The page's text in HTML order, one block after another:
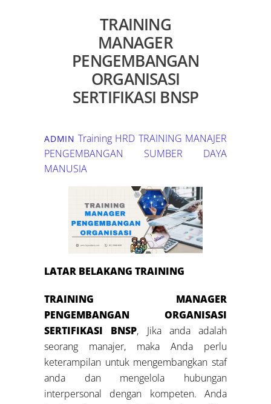
TRAINING
MANAGER
PENGEMBANGAN
ORGANISASI
SERTIFIKASI BNSP
ADMIN Training HRD TRAINING MANAJER
PENGEMBANGAN SUMBER DAYA
MANUSIA
LATAR BELAKANG TRAINING
TRAINING MANAGER
PENGEMBANGAN ORGANISASI
SERTIFIKASI BNSP, Jika anda adalah
seorang manajer, maka Anda perlu
keterampilan untuk mengembangkan staf
anda dan mengelola hubungan
interpersonal dengan kompeten. Anda